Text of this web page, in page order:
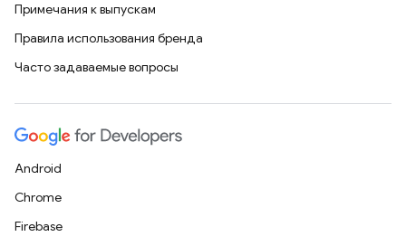
Примечания к выпускам
Правила использования бренда
Часто задаваемые вопросы
Android
Chrome
Firebase